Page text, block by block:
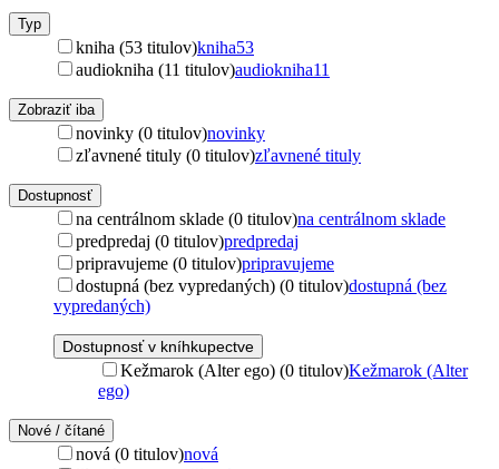
Typ
kniha (53 titulov)kniha53
audiokniha (11 titulov)audiokniha11
Zobraziť iba
novinky (0 titulov)novinky
zľavnené tituly (0 titulov)zľavnené tituly
Dostupnosť
na centrálnom sklade (0 titulov)na centrálnom sklade
predpredaj (0 titulov)predpredaj
pripravujeme (0 titulov)pripravujeme
dostupná (bez vypredaných) (0 titulov)dostupná (bez
vypredaných)
Dostupnosť v kníhkupectve
Kežmarok (Alter ego) (0 titulov)Kežmarok (Alter
ego)
Nové / čítané
nová (0 titulov)nová